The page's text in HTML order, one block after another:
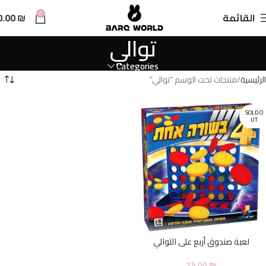
القائمة 0
₪
توالي
Categories
الرئيسية منتجات تحت الوسم “توالي”
SOLD O
UT
لعبة صندوق أربع على التوالي